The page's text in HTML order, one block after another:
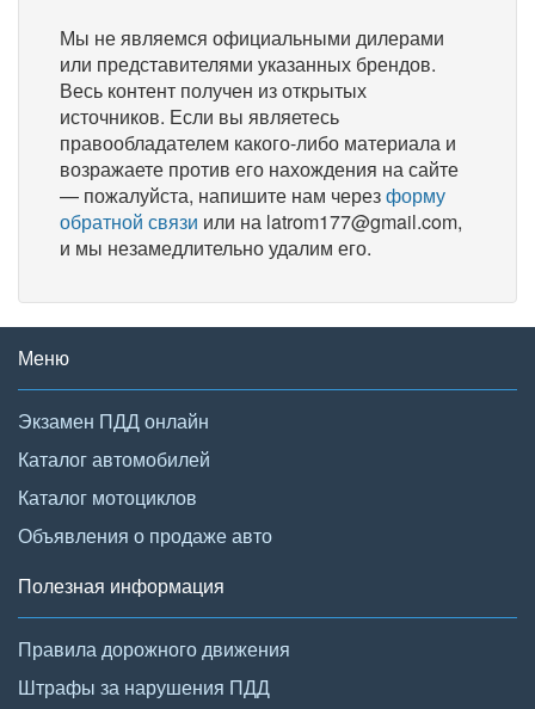
Мы не являемся официальными дилерами
или представителями указанных брендов.
Весь контент получен из открытых
источников. Если вы являетесь
правообладателем какого-либо материала и
возражаете против его нахождения на сайте
— пожалуйста, напишите нам черезформу
обратной связи или на latrom177@gmail.com,
и мы незамедлительно удалим его.
Меню
Экзамен ПДД онлайн
Каталог автомобилей
Каталог мотоциклов
Объявления о продаже авто
Полезная информация
Правила дорожного движения
Штрафы за нарушения ПДД